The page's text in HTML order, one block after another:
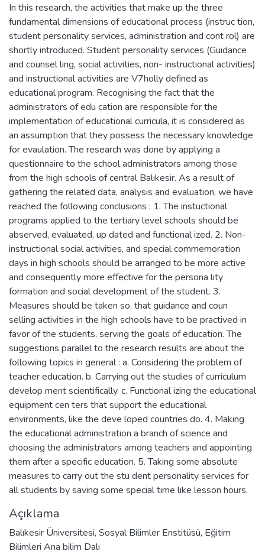
In this research, the activities that make up the three
fundamental dimensions of educational process (instruc tion,
student personality services, administration and cont rol) are
shortly introduced. Student personality services (Guidance
and counsel ling, social activities, non- instructional activities)
and instructional activities are V7holly defined as
educational program. Recognising the fact that the
administrators of edu cation are responsible for the
implementation of educational curricula, it is considered as
an assumption that they possess the necessary knowledge
for evaulation. The research was done by applying a
questionnaire to the school administrators among those
from the high schools of central Balıkesir. As a result of
gathering the related data, analysis and evaluation, we have
reached the following conclusions : 1. The instuctional
programs applied to the tertiary level schools should be
abserved, evaluated, up dated and functional ized. 2. Non-
instructional social activities, and special commemoration
days in high schools should be arranged to be more active
and consequently more effective for the persona lity
formation and social development of the student. 3.
Measures should be taken so. that guidance and coun
selling activities in the high schools have to be practived in
favor of the students, serving the goals of education. The
suggestions parallel to the research results are about the
following topics in general : a. Considering the problem of
teacher education. b. Carrying out the studies of curriculum
develop ment scientifically. c. Functional izing the educational
equipment cen ters that support the educational
environments, like the deve loped countries do. 4. Making
the educational administration a branch of science and
choosing the administrators among teachers and appointing
them after a specific education. 5. Taking some absolute
measures to carry out the stu dent personality services for
all students by saving some special time like lesson hours.
Açıklama
Balıkesir Üniversitesi, Sosyal Bilimler Enstitüsü, Eğitim
Bilimleri Ana bilim Dalı